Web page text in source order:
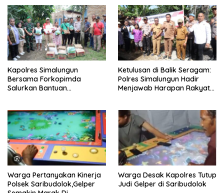
Kapolres Simalungun
Bersama Forkopimda
Salurkan Bantuan
Wujudkan Kehadiran Negara
di Tengah Masyarakat
Ketulusan di Balik Seragam:
Polres Simalungun Hadir
Menjawab Harapan Rakyat
Warga Pertanyakan Kinerja
Polsek Saribudolok,Gelper
Warga Desak Kapolres Tutup
Judi Gelper di Saribudolok